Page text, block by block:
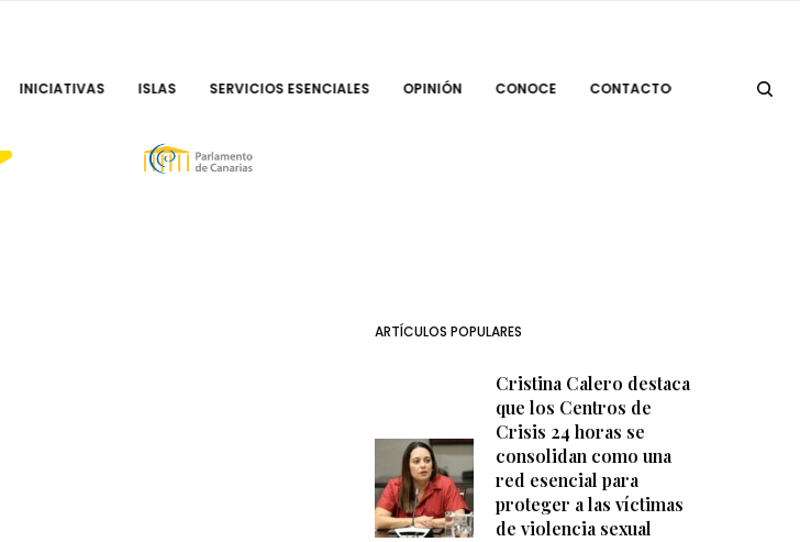
INICIATIVAS ISLAS SERVICIOS ESENCIALES OPINIÓN CONOCE CONTACTO
ARTÍCULOS POPULARES
Cristina Calero destaca
que los Centros de
Crisis 24 horas se
consolidan como una
red esencial para
proteger a las víctimas
de violencia sexual